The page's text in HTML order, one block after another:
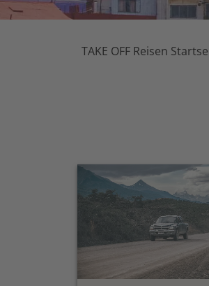
TAKE OFF Reisen